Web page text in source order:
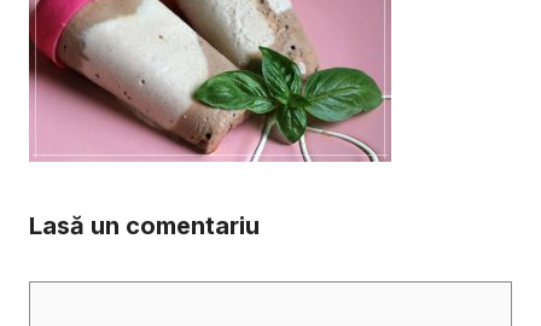
Lasă un comentariu